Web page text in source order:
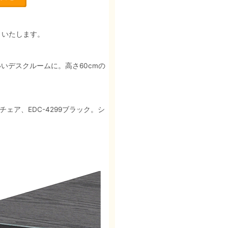
たします。
デスクルームに。高さ60cmの
ェア、EDC-4299ブラック。シ